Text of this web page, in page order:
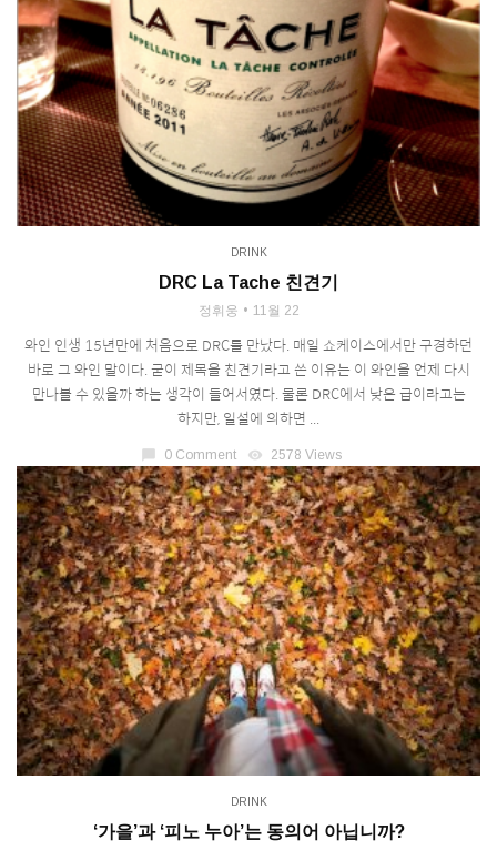
DRINK
DRC La Tache 친견기
정휘웅 11월 22
와인 인생 15년만에 처음으로 DRC를 만났다. 매일 쇼케이스에서만 구경하던
바로 그 와인 말이다. 굳이 제목을 친견기라고 쓴 이유는 이 와인을 언제 다시
만나볼 수 있을까 하는 생각이 들어서였다. 물론 DRC에서 낮은 급이라고는
하지만, 일설에 의하면 ...
chat_bubble 0 Comment visibility 2578 Views
DRINK
‘가을’과 ‘피노 누아’는 동의어 아닙니까?